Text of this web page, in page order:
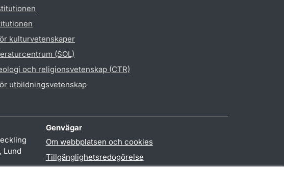
kulturvetenskaper
(SOL)
och religionsvetenskap (CTR)
utbildningsvetenskap
Lund
Genvägar
Om webbplatsen och cookies
Tillgänglighetsredogörelse